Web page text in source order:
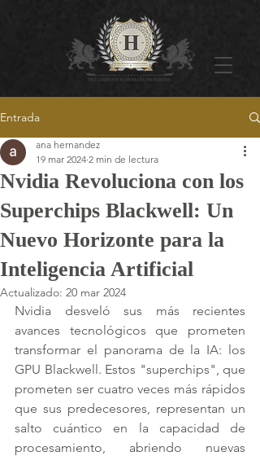
Entrada
Nvidia Revoluciona con los
Superchips Blackwell: Un
Nuevo Horizonte para la
Inteligencia Artificial
ana hernandez
19 mar 2024 2 min de lectura
Actualizado: 20 mar 2024
Nvidia desveló sus más recientes
avances tecnológicos que prometen
transformar el panorama de la IA: los
GPU Blackwell. Estos "superchips", que
prometen ser cuatro veces más rápidos
que sus predecesores, representan un
salto cuántico en la capacidad de
procesamiento, abriendo nuevas